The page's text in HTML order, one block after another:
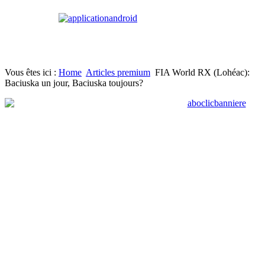
Vous êtes ici : Home Articles premium FIA World RX (Lohéac):
Baciuska un jour, Baciuska toujours?